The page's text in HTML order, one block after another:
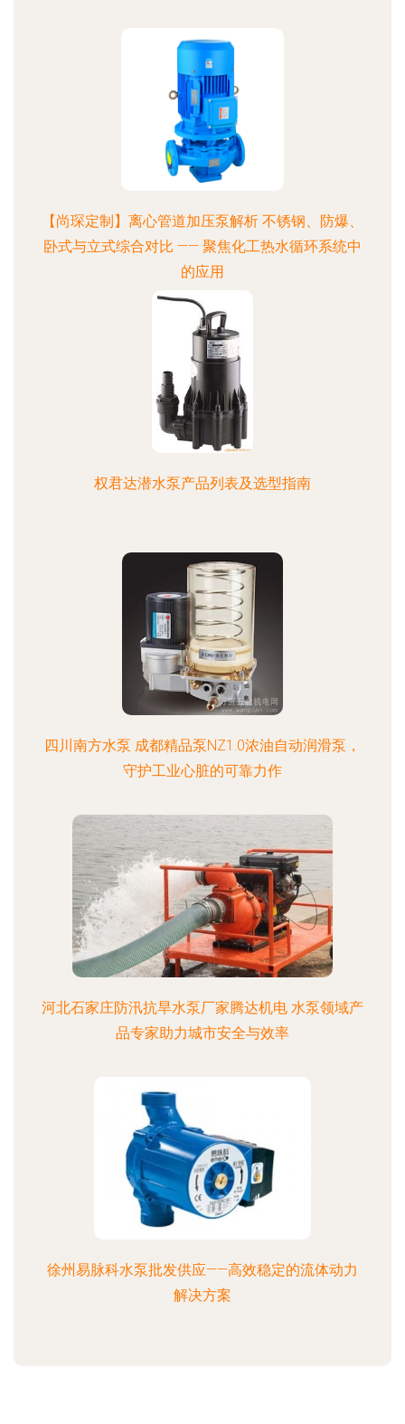
【尚琛定制】离心管道加压泵解析 不锈钢、防爆、
卧式与立式综合对比 —— 聚焦化工热水循环系统中
的应用
权君达潜水泵产品列表及选型指南
四川南方水泵 成都精品泵NZ1.0浓油自动润滑泵，
守护工业心脏的可靠力作
河北石家庄防汛抗旱水泵厂家腾达机电 水泵领域产
品专家助力城市安全与效率
徐州易脉科水泵批发供应——高效稳定的流体动力
解决方案